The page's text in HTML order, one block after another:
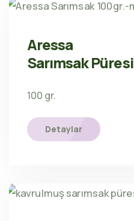
Aressa
Sarımsak Püresi
100 gr.
Detaylar